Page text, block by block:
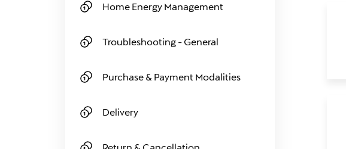
Home Energy Management
Troubleshooting - General
Purchase & Payment Modalities
Delivery